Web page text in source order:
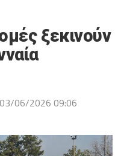
ξεκινούν
03/06/2026 09:06